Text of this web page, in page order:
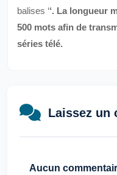
balises ‘‘. La longueur
500 mots afin de
séries télé.
Laissez un
Aucun